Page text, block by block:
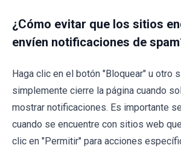
¿Cómo evitar que los sitios
envíen notificaciones de
Haga clic en el botón "Bloquear" u otro
simplemente cierre la página cuando
mostrar notificaciones. Es importante
cuando se encuentre con sitios web
clic en "Permitir" para acciones